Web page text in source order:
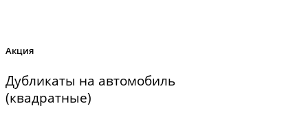
Акция
Дубликаты на автомобиль
(квадратные)